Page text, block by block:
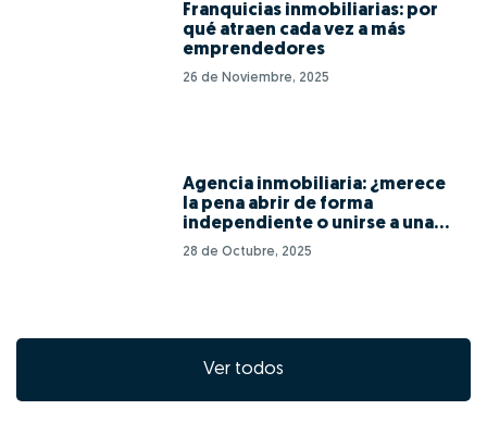
Franquicias inmobiliarias: por
qué atraen cada vez a más
emprendedores
26 de Noviembre, 2025
Agencia inmobiliaria: ¿merece
la pena abrir de forma
independiente o unirse a una
red de franquicias?
28 de Octubre, 2025
Ver todos